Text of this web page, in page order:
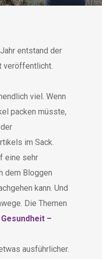
entstand der
veröffentlicht.
viel. Wenn
packen müsste,
im Sack.
eine sehr
dem Bloggen
kann. Und
Die Themen
Gesundheit –
ausführlicher.